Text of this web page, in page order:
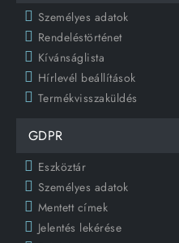
Személyes adatok
Rendeléstörténet
Kívánságlista
Hírlevél beállítások
Termékvisszaküldés
GDPR
Eszköztár
Személyes adatok
Mentett címek
Jelentés lekérése